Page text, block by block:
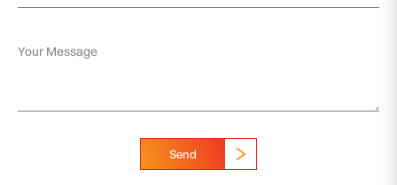
Send